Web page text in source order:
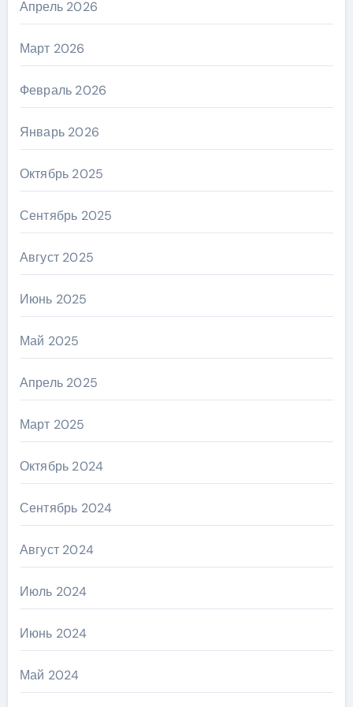
Апрель 2026
Март 2026
Февраль 2026
Январь 2026
Октябрь 2025
Сентябрь 2025
Август 2025
Июнь 2025
Май 2025
Апрель 2025
Март 2025
Октябрь 2024
Сентябрь 2024
Август 2024
Июль 2024
Июнь 2024
Май 2024